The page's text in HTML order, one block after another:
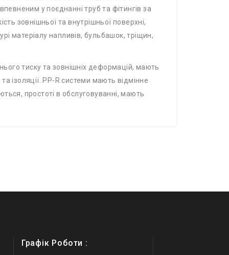
у поєднанні труб та фітингів за
зовнішньої та внутрішньої поверхні,
матеріалу напливів, бульбашок, тріщин,
тиску та зовнішніх деформацій, мають
ізоляції. PP-R системи мають відмінне
простоті в обслуговуванні, мають
Графік Роботи :